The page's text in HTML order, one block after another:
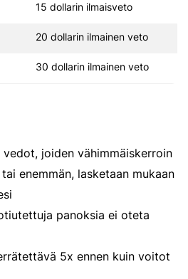
15 dollarin ilmaisveto
20 dollarin ilmainen veto
30 dollarin ilmainen veto
vedot, joiden vähimmäiskerroin
enemmän, lasketaan mukaan
panoksia ei oteta
5x ennen kuin voitot